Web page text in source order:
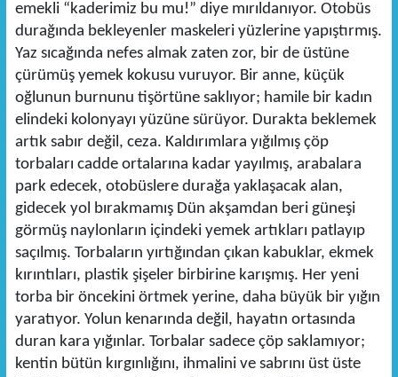
emekli “kaderimiz bu mu!” diye mırıldanıyor. Otobüs
durağında bekleyenler maskeleri yüzlerine yapıştırmış.
Yaz sıcağında nefes almak zaten zor, bir de üstüne
çürümüş yemek kokusu vuruyor. Bir anne, küçük
oğlunun burnunu tişörtüne saklıyor; hamile bir kadın
elindeki kolonyayı yüzüne sürüyor. Durakta beklemek
artık sabır değil, ceza. Kaldırımlara yığılmış çöp
torbaları cadde ortalarına kadar yayılmış, arabalara
park edecek, otobüslere durağa yaklaşacak alan,
gidecek yol bırakmamış Dün akşamdan beri güneşi
görmüş naylonların içindeki yemek artıkları patlayıp
saçılmış. Torbaların yırtığından çıkan kabuklar, ekmek
kırıntıları, plastik şişeler birbirine karışmış. Her yeni
torba bir öncekini örtmek yerine, daha büyük bir yığın
yaratıyor. Yolun kenarında değil, hayatın ortasında
duran kara yığınlar. Torbalar sadece çöp saklamıyor;
kentin bütün kırgınlığını, ihmalini ve sabrını üst üste